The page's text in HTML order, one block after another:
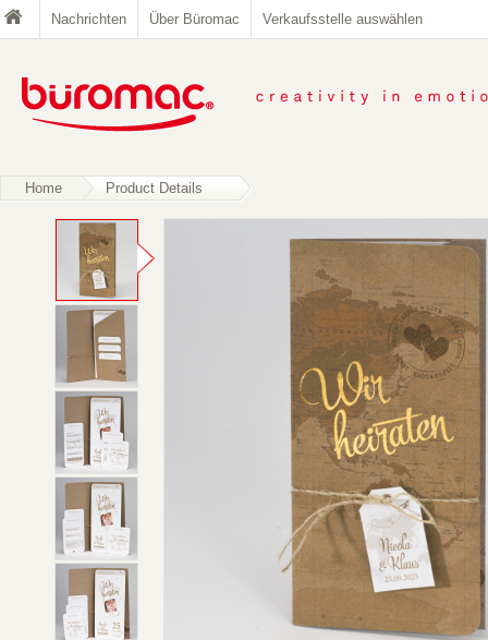
Nachrichten Über Büromac Verkaufsstelle auswählen
Home Product Details